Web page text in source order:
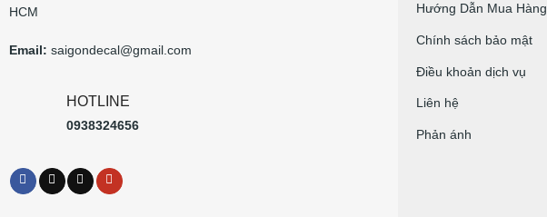
HCM
Email: saigondecal@gmail.com
HOTLINE
0938324656
Hướng Dẫn Mua Hàng
Chính sách bảo mật
Điều khoản dịch vụ
Liên hệ
Phản ánh